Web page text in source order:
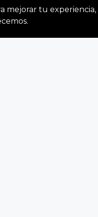
Fives and
Figura
S/
mejorar tu